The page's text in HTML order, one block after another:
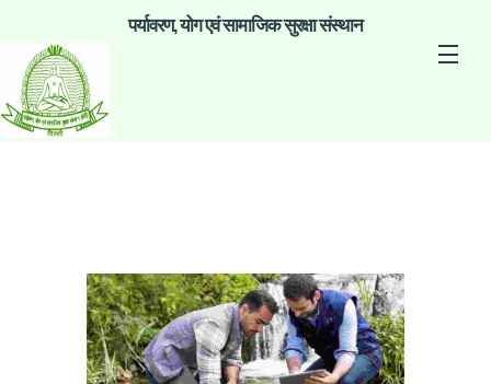
पर्यावरण, योग एवं सामाजिक सुरक्षा संस्थान